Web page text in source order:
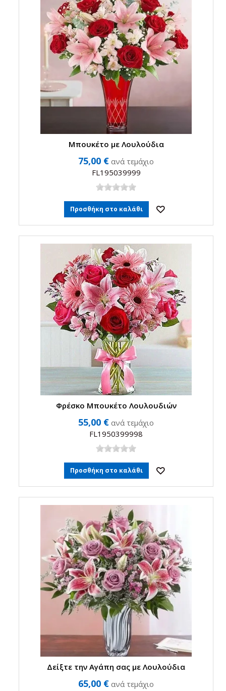
Μπουκέτο με Λουλούδια
75,00 € ανά τεμάχιο
FL195039999
Προσθήκη στο καλάθι
Φρέσκο Μπουκέτο Λουλουδιών
55,00 € ανά τεμάχιο
FL1950399998
Προσθήκη στο καλάθι
Δείξτε την Αγάπη σας με Λουλούδια
65,00 € ανά τεμάχιο